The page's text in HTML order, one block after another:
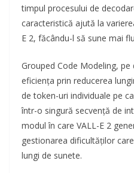
timpul procesului de
caracteristică ajută la
E 2, făcându-l să sune mai
Grouped Code Modeling,
eficiența prin reducerea
de token-uri individuale pe
într-o singură secvență de
modul în care VALL-E 2
gestionarea dificultăților
lungi de sunete.